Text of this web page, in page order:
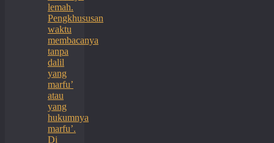
lemah.
Pengkhususan
waktu
membacanya
tanpa
dalil
yang
marfu’
atau
yang
hukumnya
marfu’.
Di